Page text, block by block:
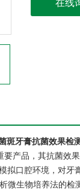
在线
斑牙膏抗菌效果检
要产品，其抗菌效
拟口腔环境，对
微生物培养法的